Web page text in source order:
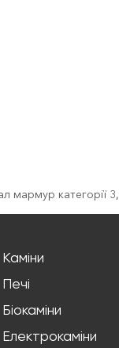
мармур категорії 3,
Каміни
Печі
Біокаміни
Електрокаміни